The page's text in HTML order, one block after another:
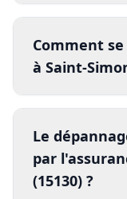
4.
5.
(15130) ?
dégâts
facture
Proposez-
d'entretien